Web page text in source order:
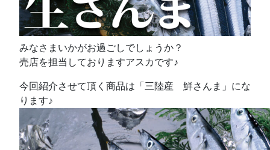
みなさまいかがお過ごしでしょうか？
売店を担当しておりますアスカです♪
今回紹介させて頂く商品は「三陸産 鮮さんま」にな
ります♪